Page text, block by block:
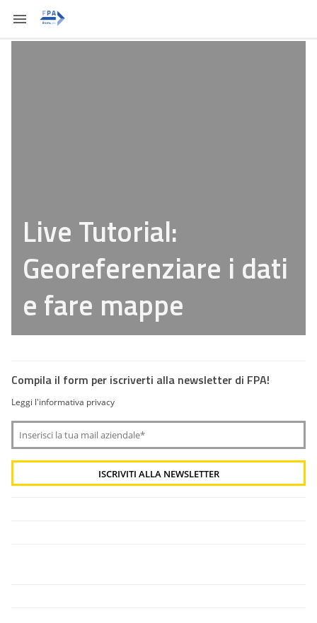
Live Tutorial:
Georeferenziare i dati
e fare mappe
Compila il form per iscriverti alla newsletter di FPA!
Leggi l'informativa privacy